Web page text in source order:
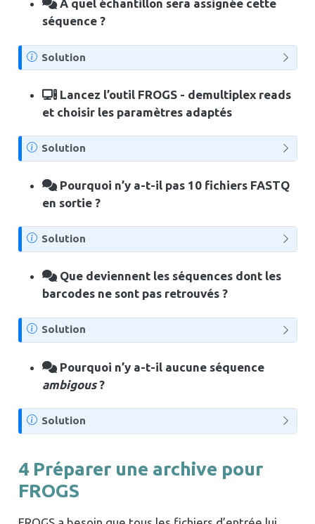
À quel échantillon sera assignée cette
séquence ?
N
o
t
e
Solution
Lancez l’outil FROGS - demultiplex reads
et choisir les paramètres adaptés
N
o
t
Solution
Pourquoi n’y a-t-il pas 10 fichiers FASTQ
en sortie ?
N
o
t
Solution
Que deviennent les séquences dont les
barcodes ne sont pas retrouvés ?
N
o
t
Solution
Pourquoi n’y a-t-il aucune séquence
ambigous?
N
o
e
Solution
4Préparer une archive pour
FROGS